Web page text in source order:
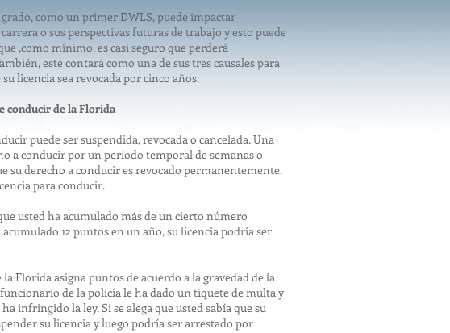
como un primer DWLS, puede impactar
o sus perspectivas futuras de trabajo y esto puede
,como mínimo, es casi seguro que perderá
este contará como una de sus tres causales para
licencia sea revocada por cinco años.
conducir de la Florida
puede ser suspendida, revocada o cancelada. Una
a conducir por un período temporal de semanas o
su derecho a conducir es revocado permanentemente.
para conducir.
usted ha acumulado más de un cierto número
12 puntos en un año, su licencia podría ser
Florida asigna puntos de acuerdo a la gravedad de la
de la policía le ha dado un tiquete de multa y
infringido la ley. Si se alega que usted sabía que su
su licencia y luego podría ser arrestado por